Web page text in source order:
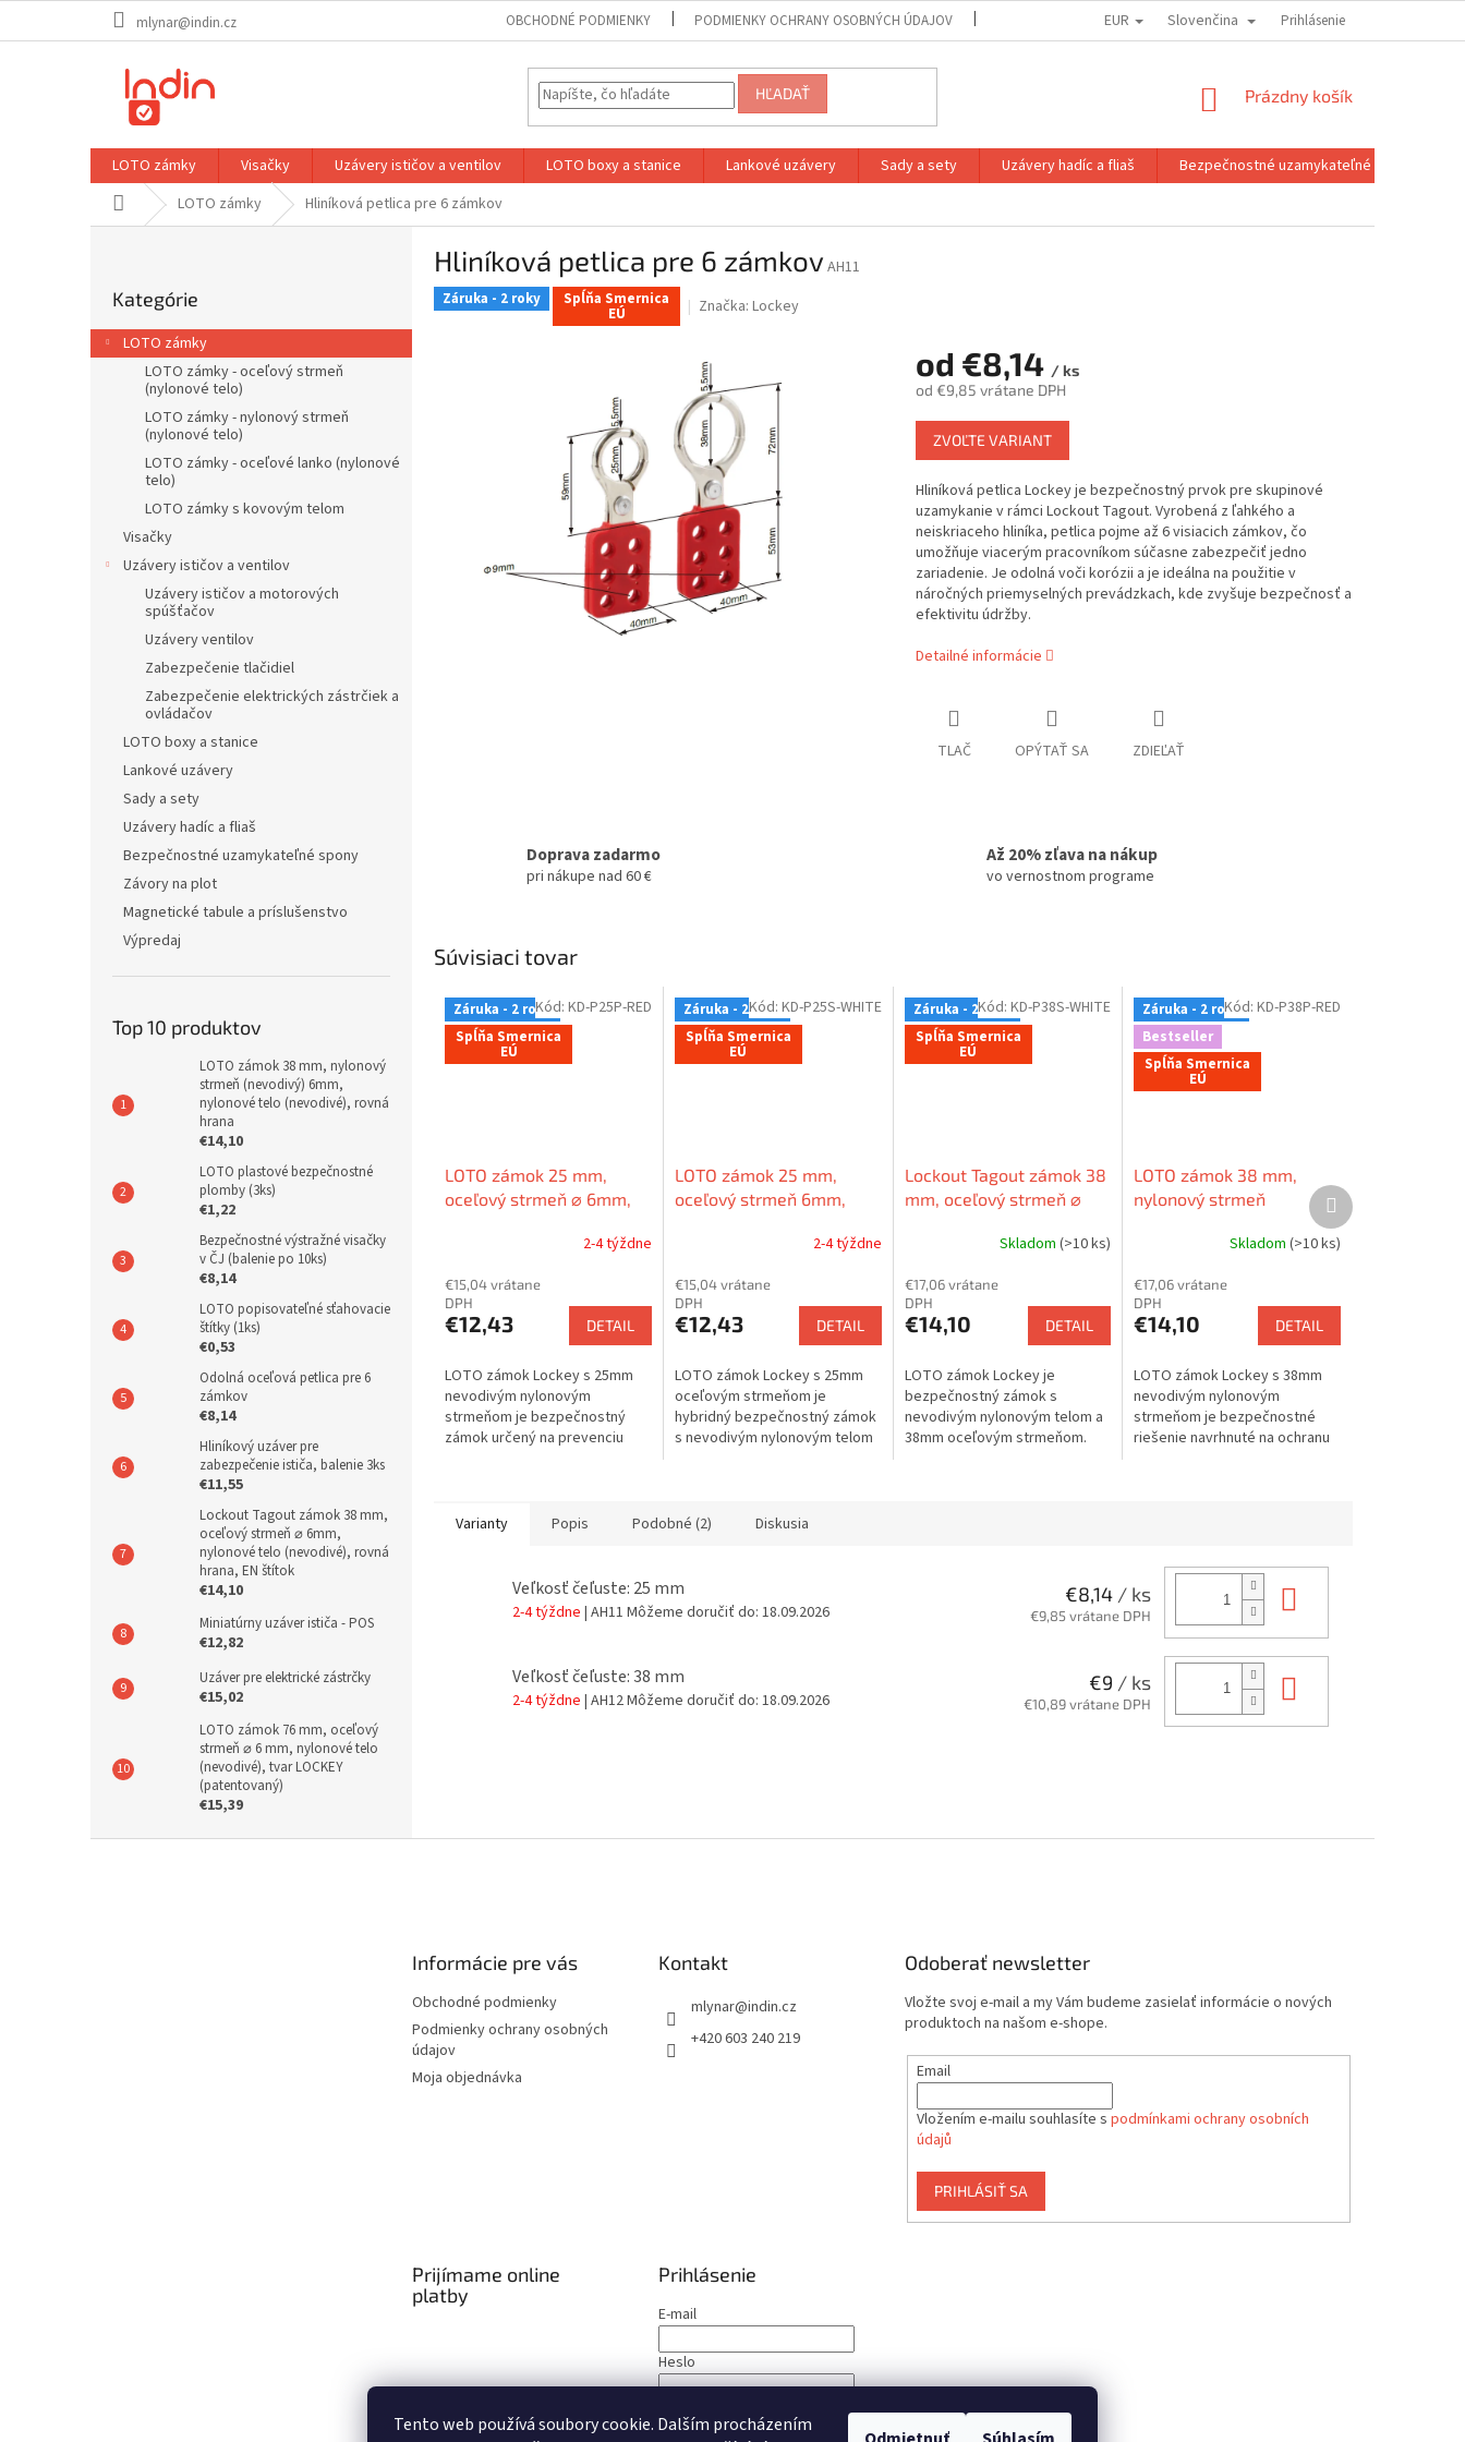
Tento web používá soubory cookie. Dalším procházením
mlynar@indin.cz OBCHODNÉ PODMIENKY PODMIENKY OCHRANY OSOBNÝCH ÚDAJOV MOJA OBJEDNÁVKAEUR Slovenčina Prihlásenie
HĽADAŤ
NÁKUPNÝ
Prázdny košík
LOTO zámky Visačky Uzávery ističov a ventilov LOTO boxy a stanice Lankové uzávery Sady a sety Uzávery hadíc a fliaš Bezpečnostné uzamykateľné spony
DomovLOTO zámky Hliníková petlica pre 6 zámkov
ý
p
kategórie
Kategórie
LOTO zámky
LOTO zámky - oceľový strmeň
(nylonové telo)
LOTO zámky - nylonový strmeň
(nylonové telo)
LOTO zámky - oceľové lanko (nylonové
telo)
LOTO zámky s kovovým telom
Visačky
Uzávery ističov a ventilov
Uzávery ističov a motorových
spúšťačov
Uzávery ventilov
Zabezpečenie tlačidiel
Zabezpečenie elektrických zástrčiek a
ovládačov
LOTO boxy a stanice
Lankové uzávery
Sady a sety
Uzávery hadíc a fliaš
Bezpečnostné uzamykateľné spony
Závory na plot
Magnetické tabule a príslušenstvo
Výpredaj
Top 10 produktov
LOTO zámok 38 mm, nylonový
strmeň (nevodivý) 6mm,
nylonové telo (nevodivé), rovná
hrana
€14,10
LOTO plastové bezpečnostné
plomby (3ks)
€1,22
Bezpečnostné výstražné visačky
v ČJ (balenie po 10ks)
€8,14
LOTO popisovateľné sťahovacie
štítky (1ks)
€0,53
Odolná oceľová petlica pre 6
zámkov
€8,14
Hliníkový uzáver pre
zabezpečenie ističa, balenie 3ks
€11,55
Lockout Tagout zámok 38 mm,
oceľový strmeň ⌀ 6mm,
nylonové telo (nevodivé), rovná
hrana, EN štítok
€14,10
Miniatúrny uzáver ističa - POS
€12,82
Uzáver pre elektrické zástrčky
€15,02
LOTO zámok 76 mm, oceľový
strmeň ⌀ 6 mm, nylonové telo
(nevodivé), tvar LOCKEY
(patentovaný)
€15,39
Hliníková petlica pre 6 zámkov AH11
Záruka - 2 roky Spĺňa Smernica
EÚ Značka: Lockey
od €8,14 / ks
od €9,85 vrátane DPH
Jednotková
cena:
ZVOĽTE VARIANT
Hliníková petlica Lockey je bezpečnostný prvok pre skupinové
uzamykanie v rámci Lockout Tagout. Vyrobená z ľahkého a
neiskriaceho hliníka, petlica pojme až 6 visiacich zámkov, čo
umožňuje viacerým pracovníkom súčasne zabezpečiť jedno
zariadenie. Je odolná voči korózii a je ideálna na použitie v
náročných priemyselných prevádzkach, kde zvyšuje bezpečnosť a
efektivitu údržby.
Detailné informácie
TLAČ OPÝTAŤ SA ZDIEĽAŤ
Doprava zadarmo
pri nákupe nad 60 €
Až 20% zľava na nákup
vo vernostnom programe
Súvisiaci tovar
Záruka - 2 roky
Spĺňa Smernica
EÚ
LOTO zámok 25 mm,
oceľový strmeň ⌀ 6mm,
2-4 týždne
€15,04 vrátane
DPH
€12,43 DETAIL
LOTO zámok Lockey s 25mm
nevodivým nylonovým
strmeňom je bezpečnostný
zámok určený na prevenciu
Kód: KD-P25P-RED
Záruka - 2 roky
Spĺňa Smernica
EÚ
LOTO zámok 25 mm,
oceľový strmeň 6mm,
2-4 týždne
€15,04 vrátane
DPH
€12,43 DETAIL
LOTO zámok Lockey s 25mm
oceľovým strmeňom je
hybridný bezpečnostný zámok
s nevodivým nylonovým telom
Kód: KD-P25S-WHITE
Záruka - 2 roky
Spĺňa Smernica
EÚ
Lockout Tagout zámok 38
mm, oceľový strmeň ⌀
(nevodivé), rovná hrana,
Skladom(>10 ks)
€17,06 vrátane
DPH
€14,10 DETAIL
LOTO zámok Lockey je
bezpečnostný zámok s
nevodivým nylonovým telom a
38mm oceľovým strmeňom.
Kód:KD-P38S-WHITE
Záruka - 2 roky
Bestseller
Spĺňa Smernica
EÚ
LOTO zámok 38 mm,
nylonový strmeň
(nevodivý) 6mm, nylonové
telo (nevodivé), rovná
Skladom (>10 ks)
€17,06 vrátane
DPH
€14,10 DETAIL
LOTO zámok Lockey s 38mm
nevodivým nylonovým
strmeňom je bezpečnostné
riešenie navrhnuté na ochranu
Kód: KD-P38P-RED
Ďalší
produkt
Varianty Popis Podobné (2) Diskusia
Veľkosť čeľuste: 25 mm
2-4 týždne | AH11 Môžeme doručiť do: 18.09.2026
€8,14 / ks
€9,85 vrátane DPH
Veľkosť čeľuste: 38 mm
2-4 týždne | AH12Môžeme doručiť do: 18.09.2026
€9 / ks
€10,89 vrátane DPH
Informácie pre vás
Obchodné podmienky
Podmienky ochrany osobných
údajov
Moja objednávka
Kontakt
mlynar@indin.cz
+420 603 240 219
Odoberať newsletter
Vložte svoj e-mail a my Vám budeme zasielať informácie o nových
produktoch na našom e-shope.
Email
Vložením e-mailu souhlasíte spodmínkami ochrany osobních
údajů
PRIHLÁSIŤ SA
Prijímame online
platby
Prihlásenie
E-mail
Heslo
PRIHLÁSIŤ SA